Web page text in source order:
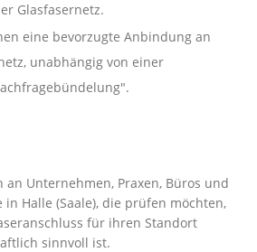
Glasfasernetz.
eine bevorzugte Anbindung an
unabhängig von einer
an Unternehmen, Praxen, Büros und
Halle (Saale), die prüfen möchten,
für ihren Standort
sinnvoll ist.